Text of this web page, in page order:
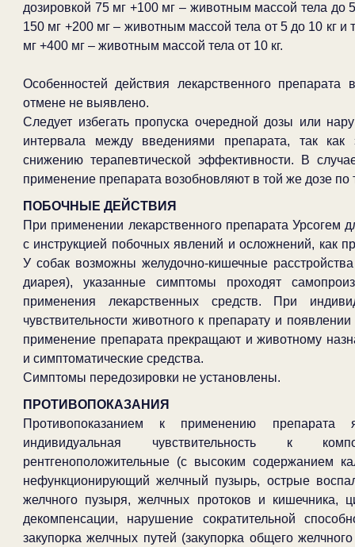
дозировкой 75 мг +100 мг – животным массой тела до 5
150 мг +200 мг – животным массой тела от 5 до 10 кг и
мг +400 мг – животным массой тела от 10 кг.
Особенностей действия лекарственного
отмене не выявлено.
Следует избегать пропуска очередной дозы или
интервала между введениями препарата, так
снижению терапевтической эффективности. В
применение препарата возобновляют в той же дозе по
ПОБОЧНЫЕ ДЕЙСТВИЯ
При применении лекарственного препарата Урсогем
с инструкцией побочных явлений и осложнений, как
У собак возможны желудочно-кишечные
диарея), указанные симптомы проходят
применения лекарственных средств. При
чувствительности животного к препарату и
применение препарата прекращают и животному
и симптоматические средства.
Симптомы передозировки не установлены.
ПРОТИВОПОКАЗАНИЯ
Противопоказанием к применению препарата
индивидуальная чувствительность к
рентгеноположительные (с высоким содержанием
нефункционирующий желчный пузырь, острые
желчного пузыря, желчных протоков и кишечника,
декомпенсации, нарушение сократительной
закупорка желчных путей (закупорка общего